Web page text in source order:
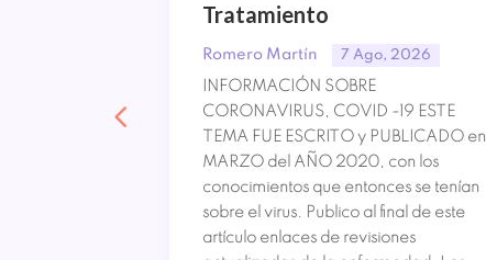
Tratamiento
Romero Martín 7 Ago, 2026
INFORMACIÓN SOBRE
CORONAVIRUS, COVID -19 ESTE
TEMA FUE ESCRITO y PUBLICADO en
MARZO del AÑO 2020, con los
conocimientos que entonces se tenían
sobre el virus. Publico al final de este
artículo enlaces de revisiones